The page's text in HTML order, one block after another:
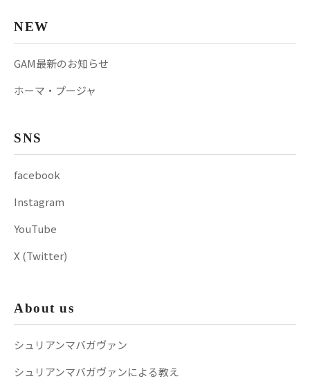
NEW
GAM最新のお知らせ
ホーマ・プージャ
SNS
facebook
Instagram
YouTube
X (Twitter)
About us
シュリアンマバガヴァン
シュリアンマバガヴァンによる教え